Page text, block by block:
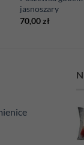
jasnoszary
70,00zł